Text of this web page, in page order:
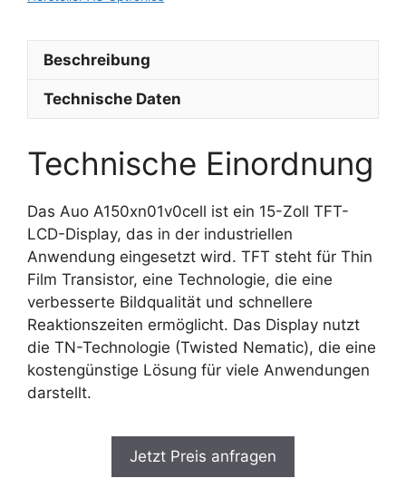
Beschreibung
Technische Daten
Technische Einordnung
Das Auo A150xn01v0cell ist ein 15-Zoll TFT-
LCD-Display, das in der industriellen
Anwendung eingesetzt wird. TFT steht für Thin
Film Transistor, eine Technologie, die eine
verbesserte Bildqualität und schnellere
Reaktionszeiten ermöglicht. Das Display nutzt
die TN-Technologie (Twisted Nematic), die eine
kostengünstige Lösung für viele Anwendungen
darstellt.
Jetzt Preis anfragen